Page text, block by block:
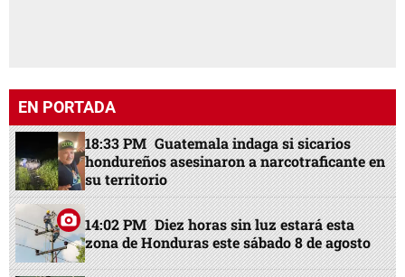
EN PORTADA
18:33 PM Guatemala indaga si sicarios
hondureños asesinaron a narcotraficante en
su territorio
14:02 PM Diez horas sin luz estará esta
zona de Honduras este sábado 8 de agosto